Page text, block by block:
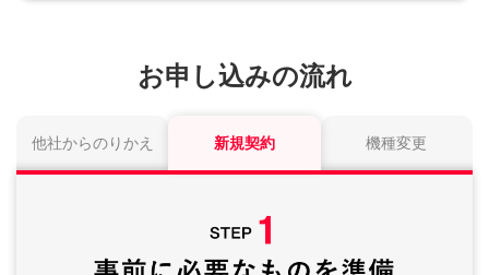
お申し込みの流れ
他社からのりかえ 新規契約 機種変更